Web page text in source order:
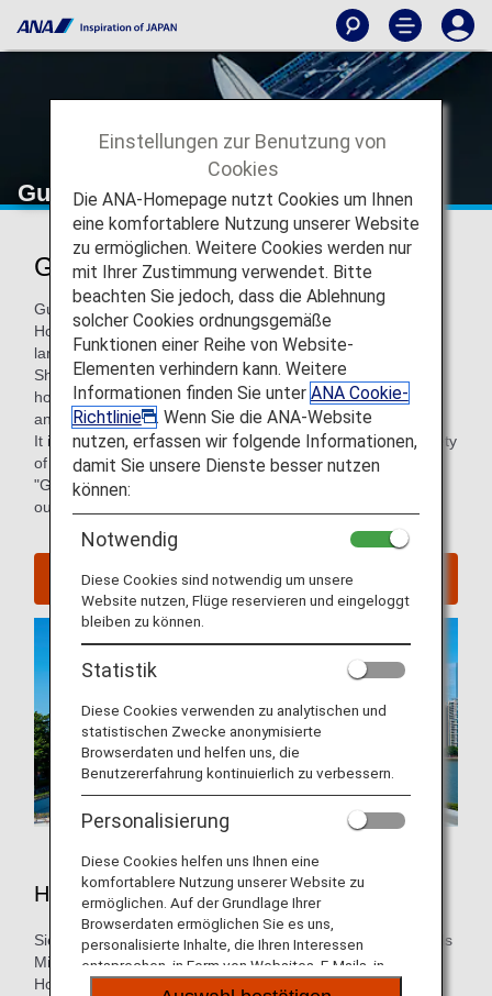
Guangzhou
Guangzhou entdecken
Guangzhou, which is now the center of the Guangdong-
Hong Kong-Macao Greater Bay Area, is one of the four
largest cities of China alongside Beijing, Shanghai, and
Shenzhen. With a history of more than 2,000 years, it is
home to various relics and overflows with the charm of an
ancient city.
It is also China's oldest foreign trade port and offers a variety
of cuisines from different regions. The old saying,
"Guangzhou is for eating" is well-known both inside and
outside of China.
Flüge nach Guangzhou suchen
Hotels in Guangzhou
Sie müssen noch eine Unterkunft für Ihre Reise buchen? Als
Mitglied des ANA Mileage Club können Sie eine
Hotelreservierung über den ANA WORLD HOTEL-Service
Einstellungen zur Benutzung von
Cookies
Die ANA-Homepage nutzt Cookies um Ihnen
eine komfortablere Nutzung unserer Website
zu ermöglichen. Weitere Cookies werden nur
mit Ihrer Zustimmung verwendet. Bitte
beachten Sie jedoch, dass die Ablehnung
solcher Cookies ordnungsgemäße
Funktionen einer Reihe von Website-
Elementen verhindern kann. Weitere
Informationen finden Sie unter ANA Cookie-
Richtlinie
. Wenn Sie die ANA-Website
nutzen, erfassen wir folgende Informationen,
damit Sie unsere Dienste besser nutzen
können:
Notwendig
Diese Cookies sind notwendig um unsere
Website nutzen, Flüge reservieren und eingeloggt
bleiben zu können.
Statistik
Diese Cookies verwenden zu analytischen und
statistischen Zwecke anonymisierte
Browserdaten und helfen uns, die
Benutzererfahrung kontinuierlich zu verbessern.
Personalisierung
Diese Cookies helfen uns Ihnen eine
komfortablere Nutzung unserer Website zu
ermöglichen. Auf der Grundlage Ihrer
Browserdaten ermöglichen Sie es uns,
personalisierte Inhalte, die Ihren Interessen
entsprechen, in Form von Websites, E-Mails, in
sozialen Medien und Werbung anzubieten.